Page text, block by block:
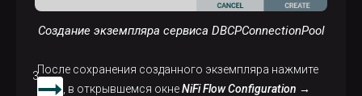
Создание экземпляра сервиса DBCPConnectionPool
После сохранения созданного экземпляра нажмите
, в открывшемся окнеNiFi Flow Configuration →